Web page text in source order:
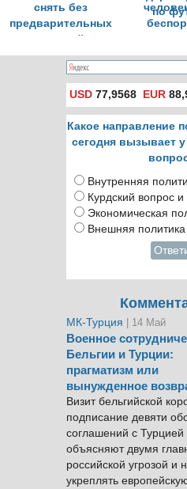
снять без
предварительных
условий
по
USD 77,9568 EUR
Какое направление
сегодня вызывает
Внутренняя
Курдский вопрос и
Экономическая
Внешняя политика
МК-Турция | 14 Май
Военное
Бельгии и Турции:
прагматизм или
вынужденное
Визит бельгийской
подписание девяти
соглашений с
объясняют двумя
российской угрозой и
укреплять